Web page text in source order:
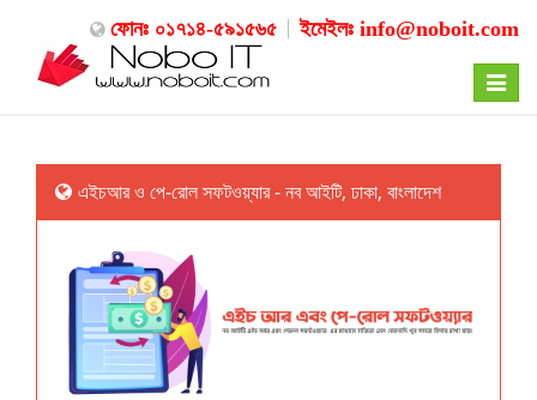
ফোনঃ ০১৭১৪-৫৯১৫৬৫ ইমেইলঃ info@noboit.com
Toggle
এইচআর ও পে-রোল সফটওয়্যার - নব আইটি, ঢাকা, বাংলাদেশ